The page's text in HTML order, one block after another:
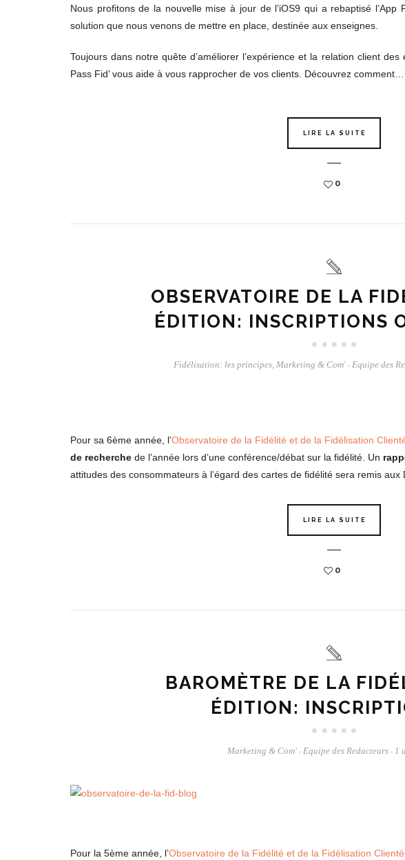
Nous profitons de la nouvelle mise à jour de l’iOS9 qui a rebaptisé l’App
solution que nous venons de mettre en place, destinée aux enseignes.
Toujours dans notre quête d’améliorer l’expérience et la relation client
Pass Fid’ vous aide à vous rapprocher de vos clients. Découvrez comment…
LIRE LA SUITE
0
OBSERVATOIRE DE LA
ÉDITION: INSCRIPTIONS
Fidélisation: les principes Marketing & Com' - Equipe des
Pour sa 6ème année, l’Observatoire de la Fidélité et de la Fidélisation
de recherche de l’année lors d’une conférence/débat sur la fidélité. Un
attitudes des consommateurs à l’égard des cartes de fidélité sera remis aux
LIRE LA SUITE
0
BAROMÈTRE DE LA
ÉDITION:
Marketing & Com' - Equipe des Redacteurs - 1
Pour la 5ème année, l’Observatoire de la Fidélité et de la Fidélisation